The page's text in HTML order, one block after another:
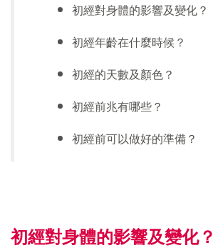
初經對身體的影響及變化？
初經年齡在什麼時候？
初經的天數及顏色？
初經前兆有哪些？
初經前可以做好的準備？
初經對身體的影響及變化？